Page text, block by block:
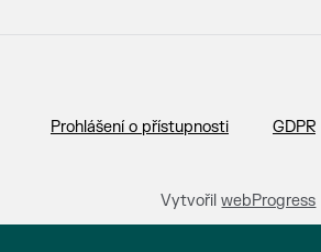
Prohlášení o přístupnosti GDPR
VytvořilwebProgress